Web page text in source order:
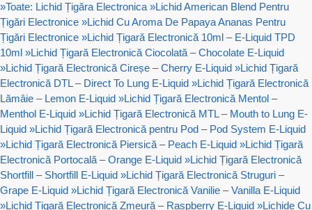
»Toate: Lichid Țigăra Electronica »Lichid American Blend Pentru
Țigări Electronice »Lichid Cu Aroma De Papaya Ananas Pentru
Țigări Electronice »Lichid Țigară Electronică 10ml – E-Liquid TPD
10ml »Lichid Țigară Electronică Ciocolată – Chocolate E-Liquid
»Lichid Țigară Electronică Cireșe – Cherry E-Liquid »Lichid Țigară
Electronică DTL – Direct To Lung E-Liquid »Lichid Țigară Electronică
Lămâie – Lemon E-Liquid »Lichid Țigară Electronică Mentol –
Menthol E-Liquid »Lichid Țigară Electronică MTL – Mouth to Lung E-
Liquid »Lichid Țigară Electronică pentru Pod – Pod System E-Liquid
»Lichid Țigară Electronică Piersică – Peach E-Liquid »Lichid Țigară
Electronică Portocală – Orange E-Liquid »Lichid Țigară Electronică
Shortfill – Shortfill E-Liquid »Lichid Țigară Electronică Struguri –
Grape E-Liquid »Lichid Țigară Electronică Vanilie – Vanilla E-Liquid
»Lichid Țigară Electronică Zmeură – Raspberry E-Liquid »Lichide Cu